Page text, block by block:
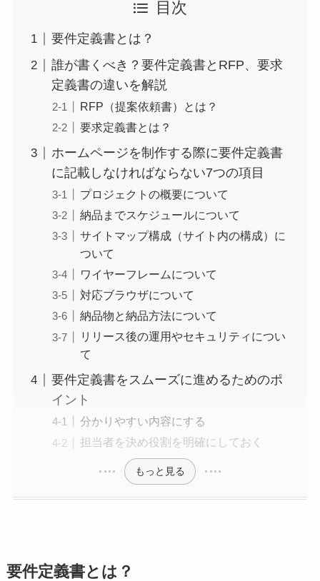
目次
要件定義書とは？
誰が書くべき？要件定義書とRFP、要求
定義書の違いを解説
RFP（提案依頼書）とは？
要求定義書とは？
ホームページを制作する際に要件定義書
に記載しなければならない7つの項目
プロジェクトの概要について
納品までスケジュールについて
サイトマップ構成（サイト内の構成）に
ついて
ワイヤーフレームについて
対応ブラウザについて
納品物と納品方法について
リリース後の運用やセキュリティについ
て
要件定義書をスムーズに進めるためのポ
イント
分かりやすい内容にする
担当者を決め役割を明確にしておく
もっと見る
要件定義書とは？